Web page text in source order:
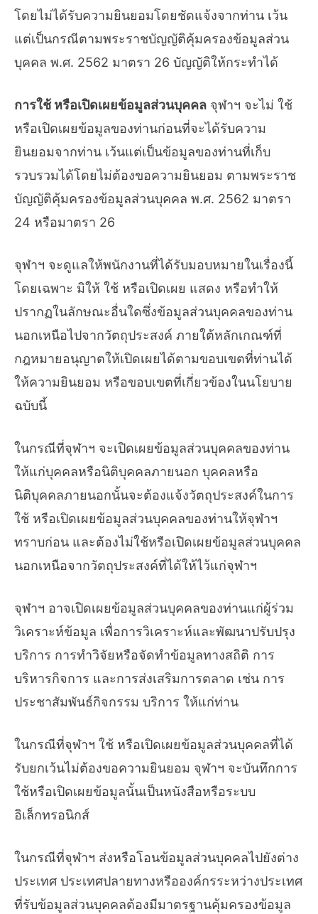
โดยไม่ได้รับความยินยอมโดยชัดแจ้งจากท่าน เว้น
แต่เป็นกรณีตามพระราชบัญญัติคุ้มครองข้อมูลส่วน
บุคคล พ.ศ. 2562 มาตรา 26 บัญญัติให้กระทำได้
การใช้ หรือเปิดเผยข้อมูลส่วนบุคคล จุฬาฯ จะไม่ ใช้
หรือเปิดเผยข้อมูลของท่านก่อนที่จะได้รับความ
ยินยอมจากท่าน เว้นแต่เป็นข้อมูลของท่านที่เก็บ
รวบรวมได้โดยไม่ต้องขอความยินยอม ตามพระราช
บัญญัติคุ้มครองข้อมูลส่วนบุคคล พ.ศ. 2562 มาตรา
24 หรือมาตรา 26
จุฬาฯ จะดูแลให้พนักงานที่ได้รับมอบหมายในเรื่องนี้
โดยเฉพาะ มิให้ ใช้ หรือเปิดเผย แสดง หรือทำให้
ปรากฏในลักษณะอื่นใดซึ่งข้อมูลส่วนบุคคลของท่าน
นอกเหนือไปจากวัตถุประสงค์ ภายใต้หลักเกณฑ์ที่
กฎหมายอนุญาตให้เปิดเผยได้ตามขอบเขตที่ท่านได้
ให้ความยินยอม หรือขอบเขตที่เกี่ยวข้องในนโยบาย
ฉบับนี้
ในกรณีที่จุฬาฯ จะเปิดเผยข้อมูลส่วนบุคคลของท่าน
ให้แก่บุคคลหรือนิติบุคคลภายนอก บุคคลหรือ
นิติบุคคลภายนอกนั้นจะต้องแจ้งวัตถุประสงค์ในการ
ใช้ หรือเปิดเผยข้อมูลส่วนบุคคลของท่านให้จุฬาฯ
ทราบก่อน และต้องไม่ใช้หรือเปิดเผยข้อมูลส่วนบุคคล
นอกเหนือจากวัตถุประสงค์ที่ได้ให้ไว้แก่จุฬาฯ
จุฬาฯ อาจเปิดเผยข้อมูลส่วนบุคคลของท่านแก่ผู้ร่วม
วิเคราะห์ข้อมูล เพื่อการวิเคราะห์และพัฒนาปรับปรุง
บริการ การทำวิจัยหรือจัดทำข้อมูลทางสถิติ การ
บริหารกิจการ และการส่งเสริมการตลาด เช่น การ
ประชาสัมพันธ์กิจกรรม บริการ ให้แก่ท่าน
ในกรณีที่จุฬาฯ ใช้ หรือเปิดเผยข้อมูลส่วนบุคคลที่ได้
รับยกเว้นไม่ต้องขอความยินยอม จุฬาฯ จะบันทึกการ
ใช้หรือเปิดเผยข้อมูลนั้นเป็นหนังสือหรือระบบ
อิเล็กทรอนิกส์
ในกรณีที่จุฬาฯ ส่งหรือโอนข้อมูลส่วนบุคคลไปยังต่าง
ประเทศ ประเทศปลายทางหรือองค์กรระหว่างประเทศ
ที่รับข้อมูลส่วนบุคคลต้องมีมาตรฐานคุ้มครองข้อมูล